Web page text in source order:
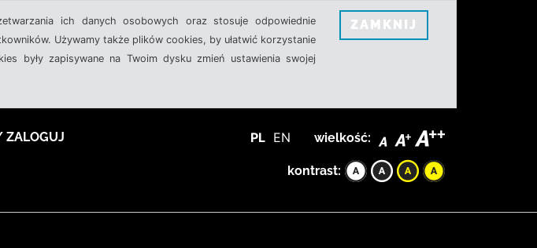
ich danych osobowych oraz stosuje odpowiednie
Używamy także plików cookies, by ułatwić korzystanie
były zapisywane na Twoim dysku zmień ustawienia swojej
ZAMKNIJ
ZALOGUJ PL EN wielkość:
kontrast: